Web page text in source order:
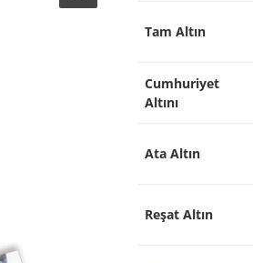
Tam Altın
Cumhuriyet
Altını
Ata Altın
Reşat Altın